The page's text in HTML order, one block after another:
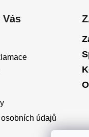
údajů